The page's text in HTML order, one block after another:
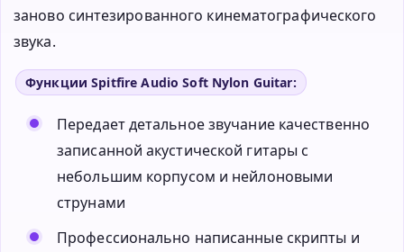
заново синтезированного кинематографического
звука.
Функции Spitfire Audio Soft Nylon Guitar:
Передает детальное звучание качественно
записанной акустической гитары с
небольшим корпусом и нейлоновыми
струнами
Профессионально написанные скрипты и